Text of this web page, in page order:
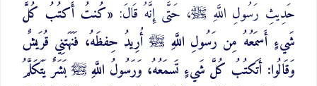
حَدِيثِ رَسُولِ اللَّهِ ﷺ، حَتَّى إِنَّهُ قَالَ: «كُنتُ أَكتُبُ كُلَّ
شَيءٍ أَسمَعُهُ مِن رَسُولِ اللَّهِ ﷺ أُرِيدُ حِفظَهُ، فَنَهَتنِي قُرَيشٌ
وَقَالُوا: أَتَكتُبُ كُلَّ شَيءٍ تَسمَعُهُ، وَرَسُولُ اللَّهِ ﷺ بَشَرٌ يَتَكَلَّمُ